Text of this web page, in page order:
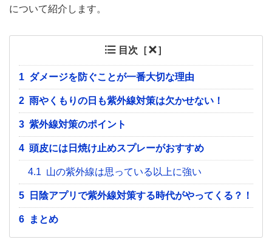
について紹介します。
目次［ ］
1 ダメージを防ぐことが一番大切な理由
2 雨やくもりの日も紫外線対策は欠かせない！
3 紫外線対策のポイント
4 頭皮には日焼け止めスプレーがおすすめ
4.1 山の紫外線は思っている以上に強い
5 日陰アプリで紫外線対策する時代がやってくる？！
6 まとめ